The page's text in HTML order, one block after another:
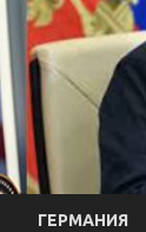
ГЕРМАНИЯ